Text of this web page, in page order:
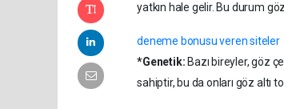
yatkın hale gelir. Bu durum
deneme bonusu veren siteler
*Genetik: Bazı bireyler, göz
sahiptir, bu da onları göz altı